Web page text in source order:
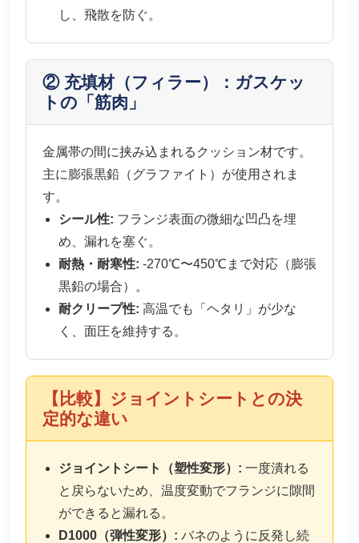
し、飛散を防ぐ。
② 充填材（フィラー）：ガスケッ
トの「筋肉」
金属帯の間に挟み込まれるクッション材です。
主に膨張黒鉛（グラファイト）が使用されま
す。
シール性: フランジ表面の微細な凹凸を埋
め、漏れを塞ぐ。
耐熱・耐寒性: -270℃〜450℃まで対応（膨張
黒鉛の場合）。
耐クリープ性: 高温でも「ヘタリ」が少な
く、面圧を維持する。
【比較】ジョイントシートとの決
定的な違い
ジョイントシート（塑性変形）: 一度潰れる
と戻らないため、温度変動でフランジに隙間
ができると漏れる。
D1000（弾性変形）: バネのように反発し続